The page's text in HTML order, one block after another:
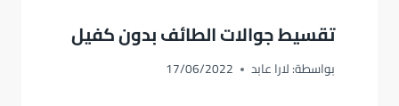
تقسيط جوالات الطائف بدون كفيل
بواسطة:لارا عابد 17/06/2022